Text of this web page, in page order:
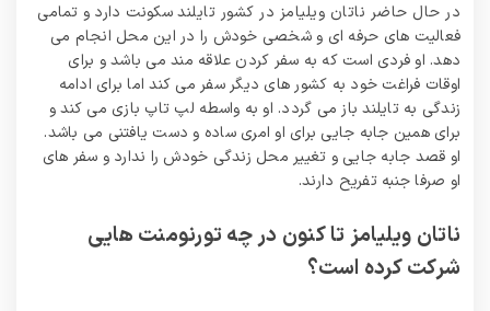
در حال حاضر ناتان ویلیامز در کشور تایلند سکونت دارد و تمامی
فعالیت های حرفه ای و شخصی خودش را در این محل انجام می
دهد. او فردی است که به سفر کردن علاقه مند می باشد و برای
اوقات فراغت خود به کشور های دیگر سفر می کند اما برای ادامه
زندگی به تایلند باز می گردد. او به واسطه لپ تاپ بازی می کند و
برای همین جابه جایی برای او امری ساده و دست یافتنی می باشد.
او قصد جابه جایی و تغییر محل زندگی خودش را ندارد و سفر های
او صرفا جنبه تفریح دارند.
ناتان ویلیامز تا کنون در چه تورنومنت هایی
شرکت کرده است؟